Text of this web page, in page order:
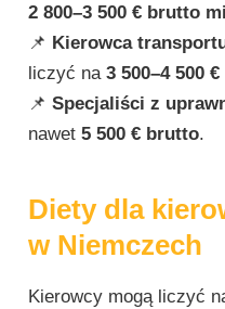
2 800–3 500 € brutto
📌 Kierowca
liczyć na3 500–4 500
📌Specjaliści z
nawet5 500 € brutto.
Diety dla
w Niemczech
Kierowcy mogą liczyć